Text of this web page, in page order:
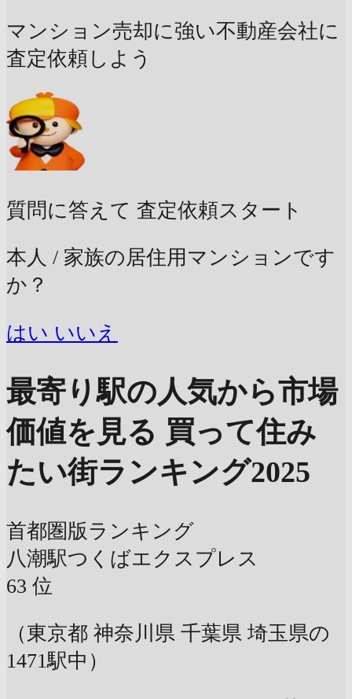
マンション売却に強い不動産会社に
査定依頼しよう
質問に答えて 査定依頼スタート
本人 / 家族の居住用マンションです
か？
はい いいえ
最寄り駅の人気から市場
価値を見る 買って住み
たい街ランキング2025
首都圏版ランキング
八潮駅つくばエクスプレス
63 位
（東京都 神奈川県 千葉県 埼玉県の
1471駅中）